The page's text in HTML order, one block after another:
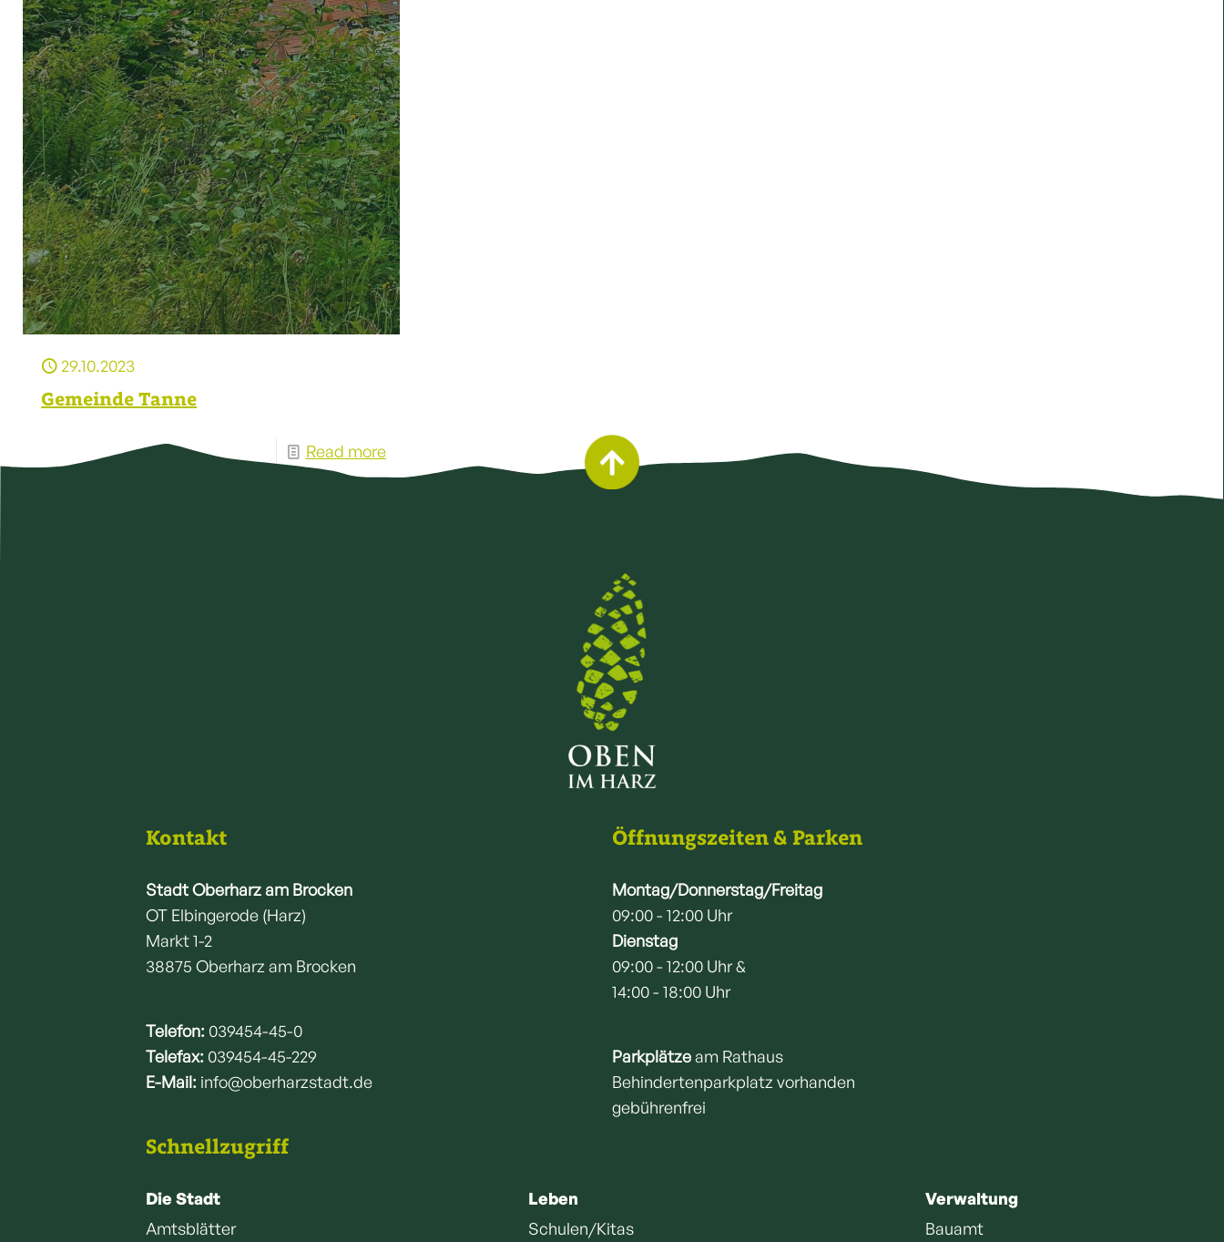
29.10.2023
Gemeinde Tanne
Read more
Kontakt
Stadt Oberharz am Brocken
OT Elbingerode (Harz)
Markt 1-2
38875 Oberharz am Brocken
Telefon: 039454-45-0
Telefax: 039454-45-229
E-Mail: info@oberharzstadt.de
Öffnungszeiten & Parken
Montag/Donnerstag/Freitag
09:00 - 12:00 Uhr
Dienstag
09:00 - 12:00 Uhr &
14:00 - 18:00 Uhr
Parkplätzeam Rathaus
Behindertenparkplatz vorhanden
gebührenfrei
Schnellzugriff
Die Stadt
Amtsblätter
Leben
Schulen/Kitas
Verwaltung
Bauamt